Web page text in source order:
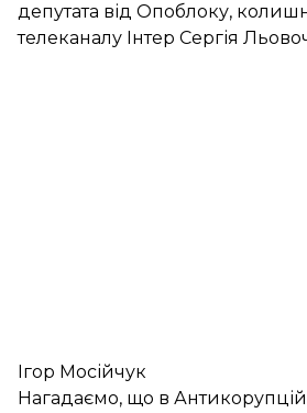
депутата від Опоблоку,
телеканалу Інтер Сергія
Ігор Мосійчук
Нагадаємо, що в